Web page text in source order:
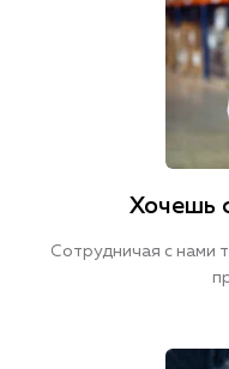
Хочешь
Сотрудничая с нами